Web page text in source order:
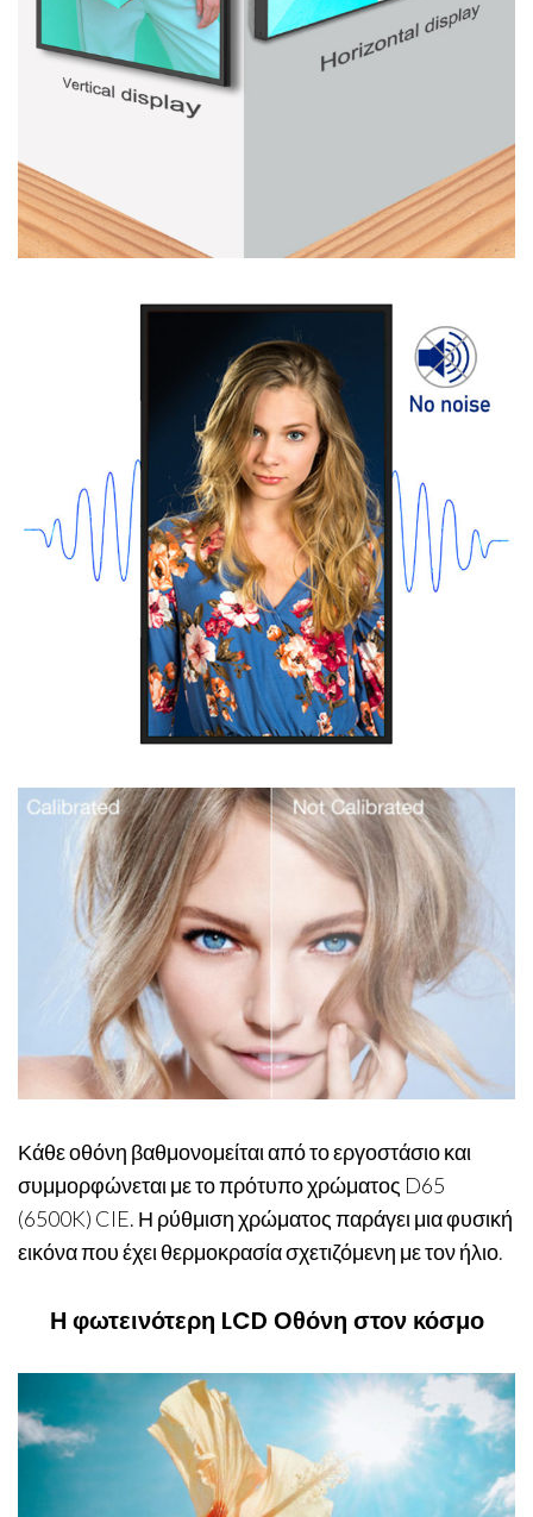
Κάθε οθόνη βαθμονομείται από το εργοστάσιο και
συμμορφώνεται με το πρότυπο χρώματος D65
(6500K) CIE. Η ρύθμιση χρώματος παράγει μια φυσική
εικόνα που έχει θερμοκρασία σχετιζόμενη με τον ήλιο.
Η φωτεινότερη LCD Οθόνη στον κόσμο